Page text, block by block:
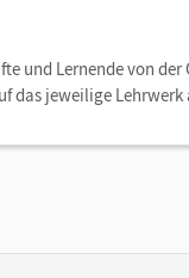
und Lernende von der
das jeweilige